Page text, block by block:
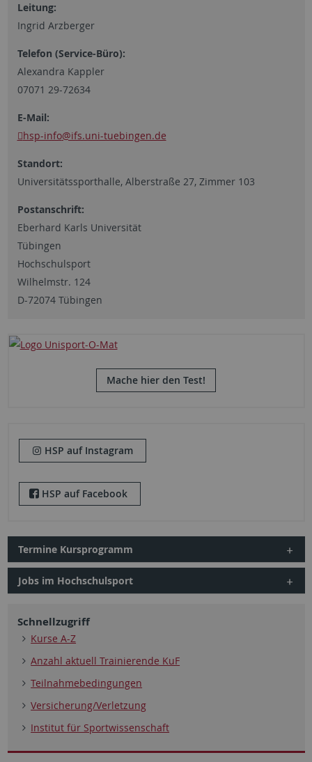
Leitung:
Ingrid Arzberger
Telefon (Service-Büro):
Alexandra Kappler
07071 29-72634
E-Mail:
hsp-info@ifs.uni-tuebingen.de
Standort:
Universitätssporthalle, Alberstraße 27, Zimmer 103
Postanschrift:
Eberhard Karls Universität
Tübingen
Hochschulsport
Wilhelmstr. 124
D-72074 Tübingen
Mache hier den Test!
HSP auf Instagram
HSP auf Facebook
Termine Kursprogramm
Jobs im Hochschulsport
Schnellzugriff
Kurse A-Z
Anzahl aktuell Trainierende KuF
Teilnahmebedingungen
Versicherung/Verletzung
Institut für Sportwissenschaft